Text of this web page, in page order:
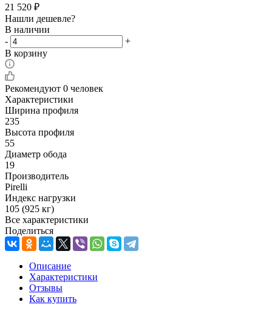
21 520 ₽
Нашли дешевле?
В наличии
-
+
В корзину
Рекомендуют 0 человек
Характеристики
Ширина профиля
235
Высота профиля
55
Диаметр обода
19
Производитель
Pirelli
Индекс нагрузки
105 (925 кг)
Все характеристики
Поделиться
Описание
Характеристики
Отзывы
Как купить